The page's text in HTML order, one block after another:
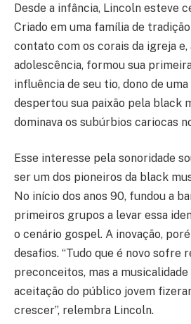
Desde a infância, Lincoln esteve
Criado em uma família de
contato com os corais da igreja e,
adolescência, formou sua
influência de seu tio, dono de
despertou sua paixão pela black
dominava os subúrbios cariocas
Esse interesse pela sonoridade
ser um dos pioneiros da black
No início dos anos 90, fundou a
primeiros grupos a levar essa
o cenário gospel. A inovação,
desafios. “Tudo que é novo sofre
preconceitos, mas a musicalidade
aceitação do público jovem
crescer”, relembra Lincoln.